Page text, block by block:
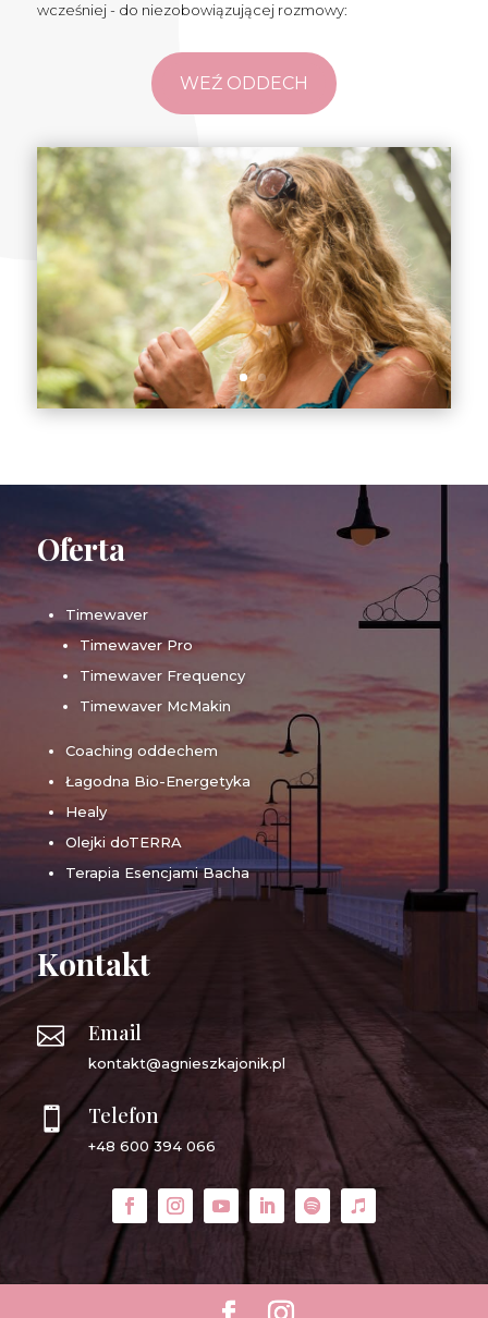
wcześniej - do niezobowiązującej rozmowy:
WEŹ ODDECH
Oferta
Timewaver
Timewaver Pro
Timewaver Frequency
Timewaver McMakin
Coaching oddechem
Łagodna Bio-Energetyka
Healy
Olejki doTERRA
Terapia Esencjami Bacha
Kontakt
 Email
kontakt@agnieszkajonik.pl
 Telefon
+48 600 394 066